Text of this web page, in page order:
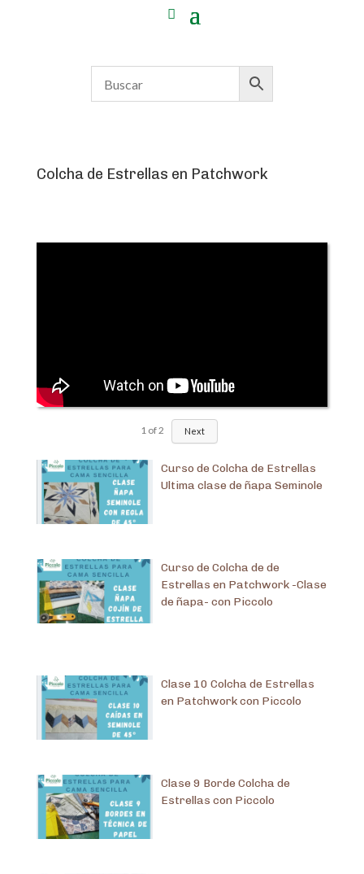
Colcha de Estrellas en Patchwork
1 of2 Next
Curso de Colcha de Estrellas
Ultima clase de ñapa Seminole
Curso de Colcha de de
Estrellas en Patchwork -Clase
de ñapa- con Piccolo
Clase 10 Colcha de Estrellas
en Patchwork con Piccolo
Clase 9 Borde Colcha de
Estrellas con Piccolo